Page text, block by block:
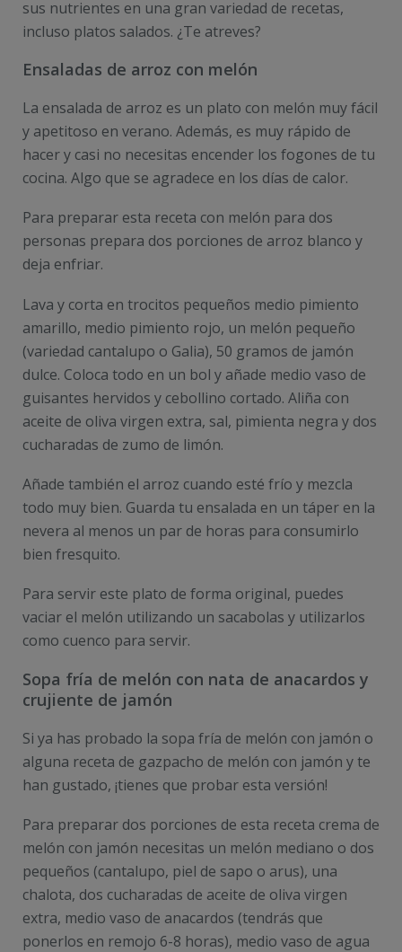
sus nutrientes en una gran variedad de recetas,
incluso platos salados. ¿Te atreves?
Ensaladas de arroz con melón
La ensalada de arroz es un plato con melón muy fácil
y apetitoso en verano. Además, es muy rápido de
hacer y casi no necesitas encender los fogones de tu
cocina. Algo que se agradece en los días de calor.
Para preparar esta receta con melón para dos
personas prepara dos porciones de arroz blanco y
deja enfriar.
Lava y corta en trocitos pequeños medio pimiento
amarillo, medio pimiento rojo, un melón pequeño
(variedad cantalupo o Galia), 50 gramos de jamón
dulce. Coloca todo en un bol y añade medio vaso de
guisantes hervidos y cebollino cortado. Aliña con
aceite de oliva virgen extra, sal, pimienta negra y dos
cucharadas de zumo de limón.
Añade también el arroz cuando esté frío y mezcla
todo muy bien. Guarda tu ensalada en un táper en la
nevera al menos un par de horas para consumirlo
bien fresquito.
Para servir este plato de forma original, puedes
vaciar el melón utilizando un sacabolas y utilizarlos
como cuenco para servir.
Sopa fría de melón con nata de anacardos y
crujiente de jamón
Si ya has probado la sopa fría de melón con jamón o
alguna receta de gazpacho de melón con jamón y te
han gustado, ¡tienes que probar esta versión!
Para preparar dos porciones de esta receta crema de
melón con jamón necesitas un melón mediano o dos
pequeños (cantalupo, piel de sapo o arus), una
chalota, dos cucharadas de aceite de oliva virgen
extra, medio vaso de anacardos (tendrás que
ponerlos en remojo 6-8 horas), medio vaso de agua